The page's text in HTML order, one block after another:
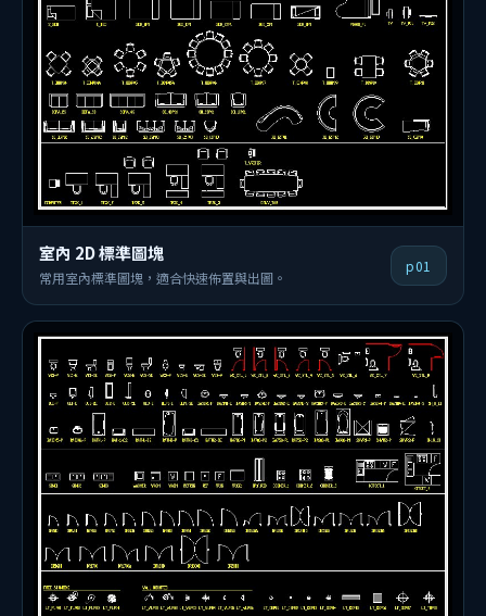
室內 2D 標準圖塊
常用室內標準圖塊，適合快速佈置與出圖。
p01